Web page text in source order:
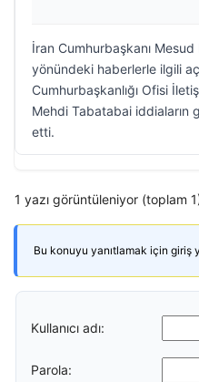
İran Cumhurbaşkanı
yönündeki haberlerle ilgili
Cumhurbaşkanlığı Ofisi
Mehdi Tabatabai iddiaların
etti.
1 yazı görüntüleniyor (toplam
Bu konuyu yanıtlamak için giriş
Kullanıcı adı:
Parola: